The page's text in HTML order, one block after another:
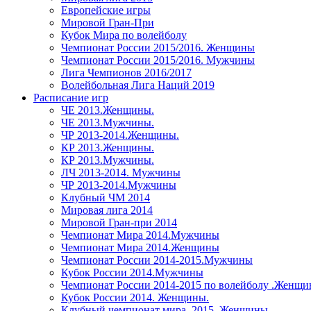
Европейские игры
Мировой Гран-При
Кубок Мира по волейболу
Чемпионат России 2015/2016. Женщины
Чемпионат России 2015/2016. Мужчины
Лига Чемпионов 2016/2017
Волейбольная Лига Наций 2019
Расписание игр
ЧЕ 2013.Женщины.
ЧЕ 2013.Мужчины.
ЧР 2013-2014.Женщины.
КР 2013.Женщины.
КР 2013.Мужчины.
ЛЧ 2013-2014. Мужчины
ЧР 2013-2014.Мужчины
Клубный ЧМ 2014
Мировая лига 2014
Мировой Гран-при 2014
Чемпионат Мира 2014.Мужчины
Чемпионат Мира 2014.Женщины
Чемпионат России 2014-2015.Мужчины
Кубок России 2014.Мужчины
Чемпионат России 2014-2015 по волейболу
Кубок России 2014. Женщины.